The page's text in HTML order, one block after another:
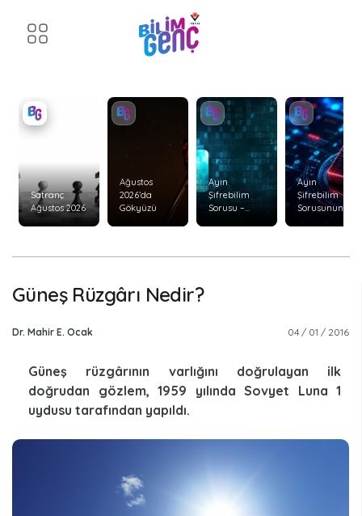
Satranç
Ağustos 2026
Ağustos
2026’da
Gökyüzü
Ayın
Şifrebilim
Sorusu –
Ayın
Şifrebilim
Sorusunun
Güneş Rüzgârı Nedir?
Dr. Mahir E. Ocak 04 / 01 / 2016
Güneş rüzgârının varlığını doğrulayan ilk
doğrudan gözlem, 1959 yılında Sovyet Luna 1
uydusu tarafından yapıldı.